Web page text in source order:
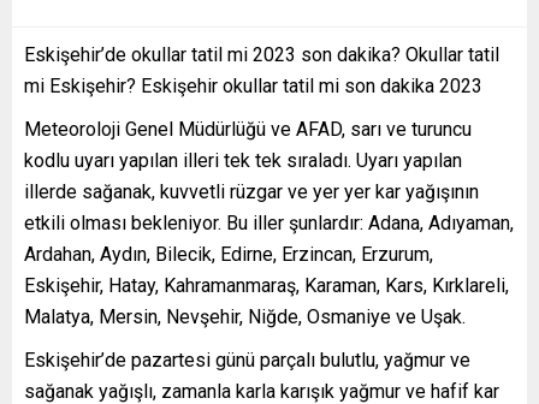
Eskişehir’de okullar tatil mi 2023 son dakika? Okullar tatil
mi Eskişehir? Eskişehir okullar tatil mi son dakika 2023
Meteoroloji Genel Müdürlüğü ve AFAD, sarı ve turuncu
kodlu uyarı yapılan illeri tek tek sıraladı. Uyarı yapılan
illerde sağanak, kuvvetli rüzgar ve yer yer kar yağışının
etkili olması bekleniyor. Bu iller şunlardır: Adana, Adıyaman,
Ardahan, Aydın, Bilecik, Edirne, Erzincan, Erzurum,
Eskişehir, Hatay, Kahramanmaraş, Karaman, Kars, Kırklareli,
Malatya, Mersin, Nevşehir, Niğde, Osmaniye ve Uşak.
Eskişehir’de pazartesi günü parçalı bulutlu, yağmur ve
sağanak yağışlı, zamanla karla karışık yağmur ve hafif kar